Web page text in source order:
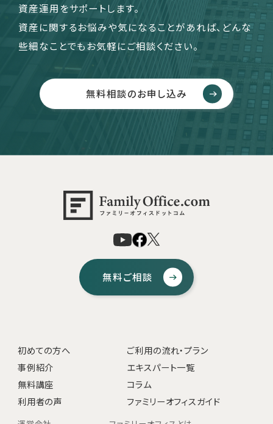
資産運用をサポートします。
資産に関するお悩みや気になることがあれば、どんな
些細なことでもお気軽にご相談ください。
無料相談のお申し込み
無料ご相談
初めての方へ
ご利用の流れ・プラン
事例紹介
エキスパート一覧
無料講座
コラム
利用者の声
ファミリーオフィスガイド